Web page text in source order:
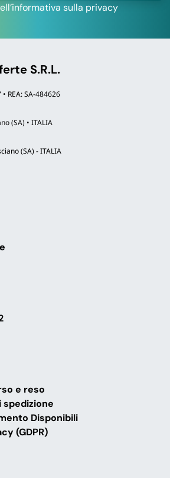
sulla privacy
S.R.L.
REA: SA-484626
(SA) • ITALIA
(SA) - ITALIA
e reso
spedizione
Disponibili
(GDPR)